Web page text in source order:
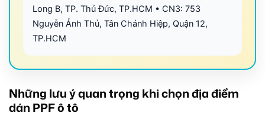
Long B, TP. Thủ Đức, TP.HCM • CN3: 753
Nguyễn Ảnh Thủ, Tân Chánh Hiệp, Quận 12,
TP.HCM
Những lưu ý quan trọng khi chọn địa điểm
dán PPF ô tô